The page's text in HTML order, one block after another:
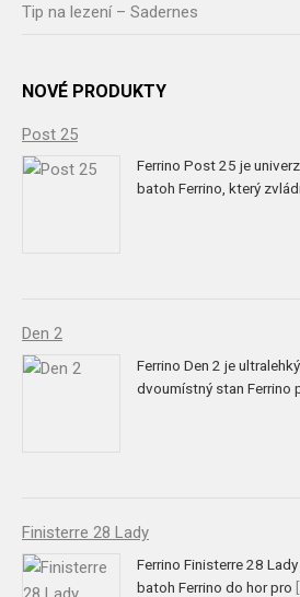
Tip na lezení – Sadernes
NOVÉ PRODUKTY
Post 25
Ferrino Post 25 je
batoh Ferrino, který
Den 2
Ferrino Den 2 je
dvoumístný stan Ferrino
Finisterre 28 Lady
Ferrino Finisterre 28
batoh Ferrino do hor pro